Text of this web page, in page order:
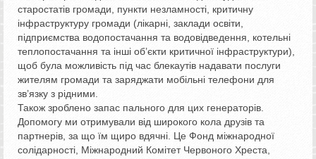
старостатів громади, пункти незламності, критичну
інфраструктуру громади (лікарні, заклади освіти,
підприємства водопостачання та водовідведення, котельні
теплопостачання та інші об’єкти критичної інфраструктури),
щоб була можливість під час блекаутів надавати послуги
жителям громади та заряджати мобільні телефони для
зв’язку з рідними.
Також зроблено запас пального для цих генераторів.
Допомогу ми отримували від широкого кола друзів та
партнерів, за що їм щиро вдячні. Це Фонд міжнародної
солідарності, Міжнародний Комітет Червоного Хреста,